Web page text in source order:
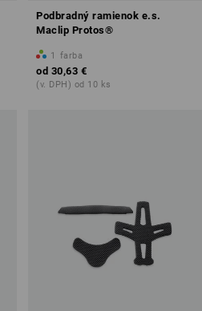
Podbradný ramienok e.s.
Maclip Protos®
1 farba
od 30,63 €
(v. DPH) od 10 ks